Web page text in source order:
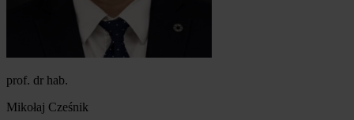
prof. dr hab.
Mikołaj Cześnik